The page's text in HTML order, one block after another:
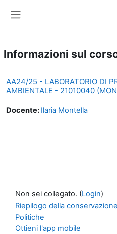
Informazioni sul
AA24/25 - LABORATORIO DI
AMBIENTALE - 21010040
Docente: Ilaria Montella
Non sei collegato. (Login)
Riepilogo della
Politiche
Ottieni l'app mobile